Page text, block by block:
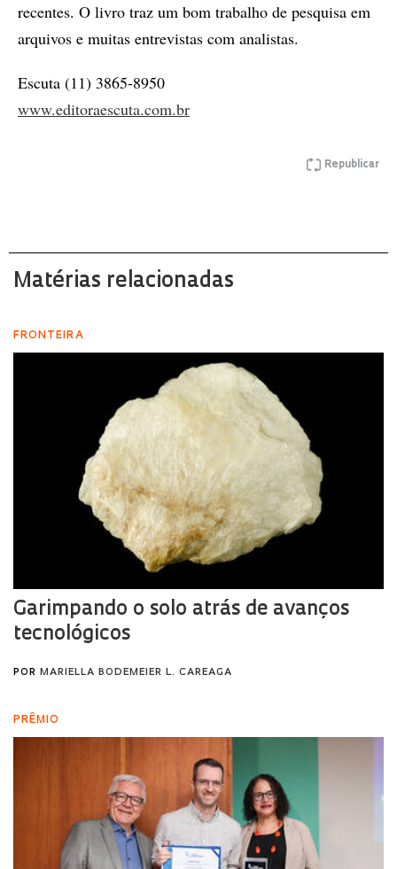
recentes. O livro traz um bom trabalho de pesquisa em
arquivos e muitas entrevistas com analistas.
Escuta (11) 3865-8950
www.editoraescuta.com.br
Republicar